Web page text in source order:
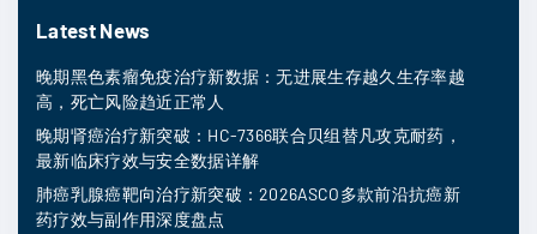
Latest News
晚期黑色素瘤免疫治疗新数据：无进展生存越久生存率越
高，死亡风险趋近正常人
晚期肾癌治疗新突破：HC-7366联合贝组替凡攻克耐药，
最新临床疗效与安全数据详解
肺癌乳腺癌靶向治疗新突破：2026ASCO多款前沿抗癌新
药疗效与副作用深度盘点